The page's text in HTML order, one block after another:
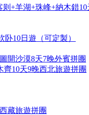
+羊湖+珠峰+納木錯
10日遊（可定製）
開沙漠8天7晚外賓拼團
10天9晚西北旅遊拼團
藏旅遊拼團